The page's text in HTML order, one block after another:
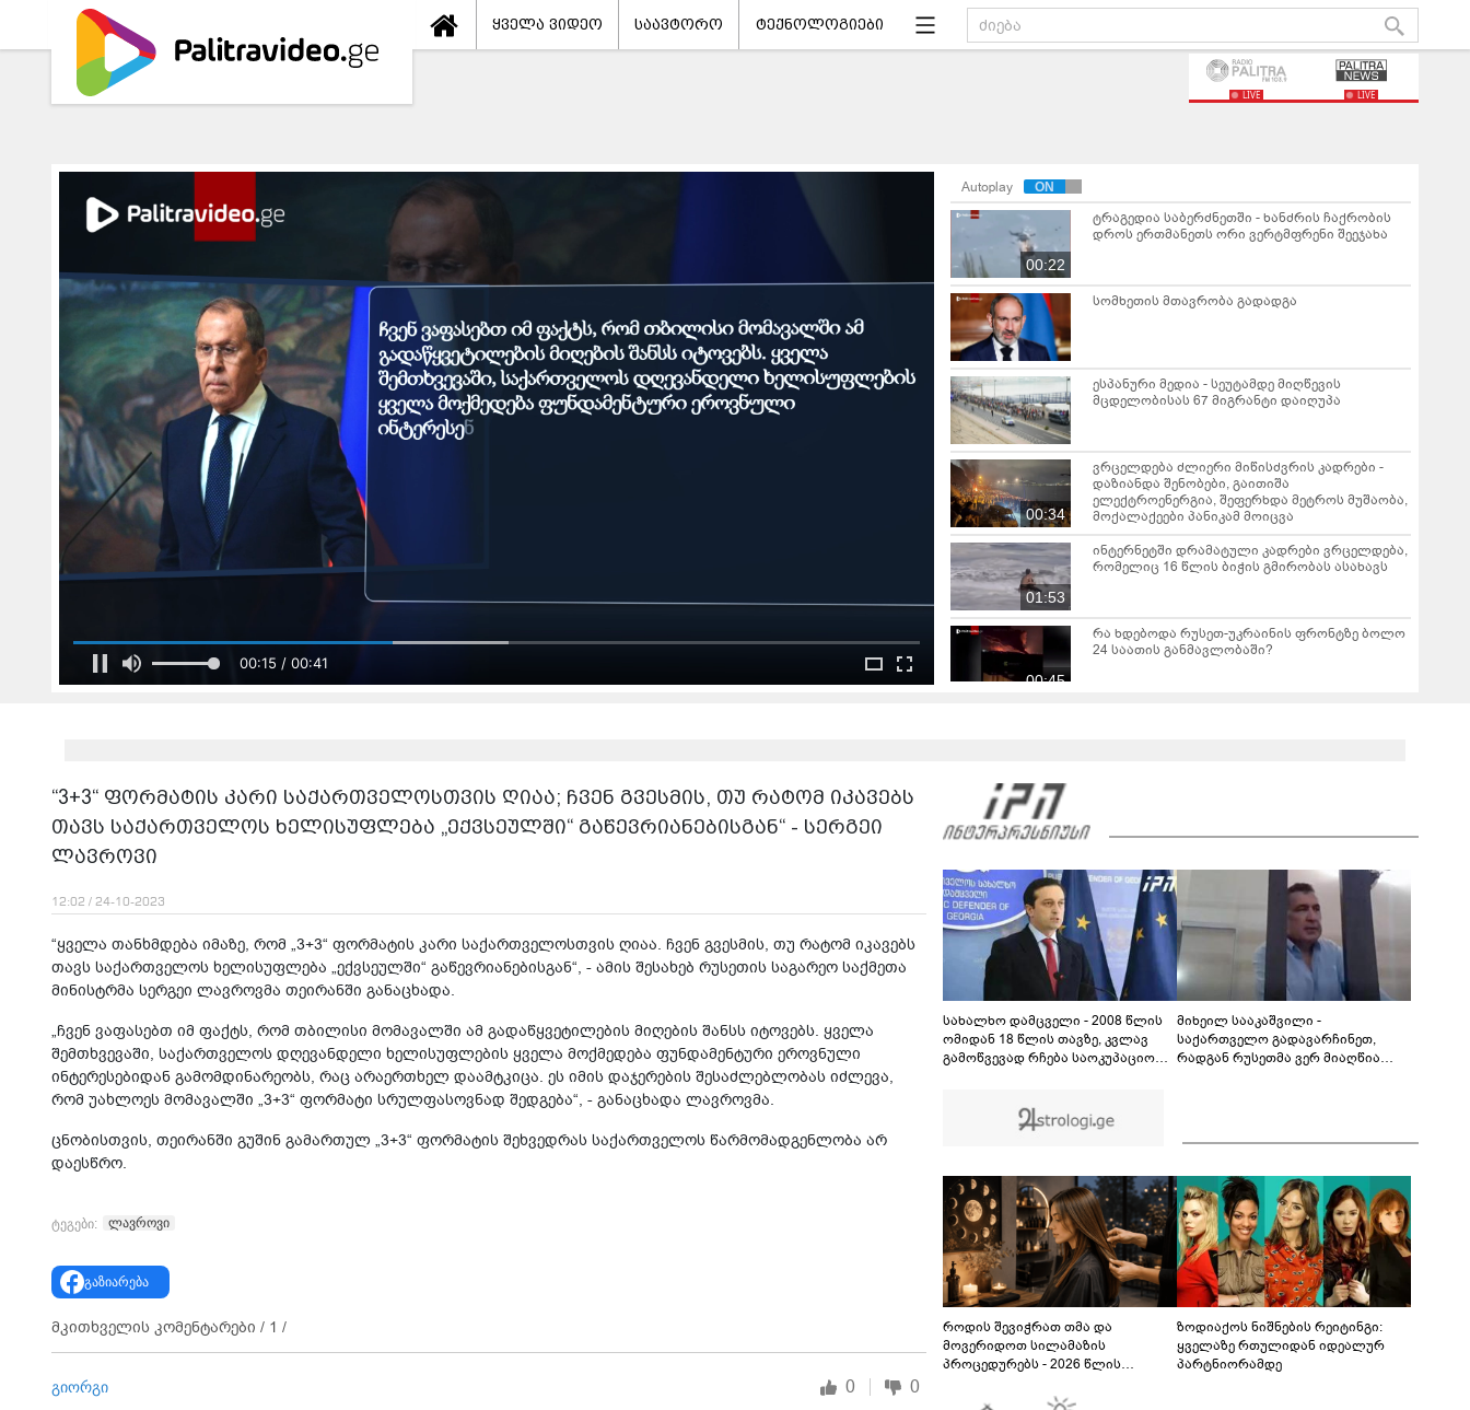
ყველა ვიდეო საავტორო ტექნოლოგიები
LIVE LIVE
00:17 / 00:41
Autoplay
00:22
ტრაგედია საბერძნეთში - ხანძრის ჩაქრობის
დროს ერთმანეთს ორი ვერტმფრენი შეეჯახა
სომხეთის მთავრობა გადადგა
ესპანური მედია - სეუტამდე მიღწევის
მცდელობისას 67 მიგრანტი დაიღუპა
00:34
ვრცელდება ძლიერი მიწისძვრის კადრები -
დაზიანდა შენობები, გაითიშა
ელექტროენერგია, შეფერხდა მეტროს მუშაობა,
მოქალაქეები პანიკამ მოიცვა
01:53
ინ­ტერ­ნეტ­ში დრა­მა­ტუ­ლი კად­რე­ბი ვრცელდება,
რომელიც 16 წლის ბიჭის გმირობას ასახავს
00:45
რა ხდებოდა რუსეთ-უკრაინის ფრონტზე ბოლო
24 საათის განმავლობაში?
ხანძარმა 12000 ჰექტარი ფართობი მოიცვა
00:54
მალარიის შემთხვევები ევროპის ერთ-ერთ დიდ
აეროპორტში - რამდენად დიდია საფრთხე და
რას წერს მედია?
00:29
საფრანგეთში, 45°C-იანი სი­ცხეში ხალხს
უცნაური მოვლენა დაატყდა თავს - ამსახველი
კადრები ინტერნეტში ვრცელდება
“3+3“ ფორმატის კარი საქართველოსთვის ღიაა; ჩვენ გვესმის, თუ რატომ იკავებს
თავს საქართველოს ხელისუფლება „ექვსეულში“ გაწევრიანებისგან“ - სერგეი
ლავროვი
12:02 / 24-10-2023
“ყველა თანხმდება იმაზე, რომ „3+3“ ფორმატის კარი საქართველოსთვის ღიაა. ჩვენ გვესმის, თუ რატომ იკავებს
თავს საქართველოს ხელისუფლება „ექვსეულში“ გაწევრიანებისგან“, - ამის შესახებ რუსეთის საგარეო საქმეთა
მინისტრმა სერგეი ლავროვმა თეირანში განაცხადა.
„ჩვენ ვაფასებთ იმ ფაქტს, რომ თბილისი მომავალში ამ გადაწყვეტილების მიღების შანსს იტოვებს. ყველა
შემთხვევაში, საქართველოს დღევანდელი ხელისუფლების ყველა მოქმედება ფუნდამენტური ეროვნული
ინტერესებიდან გამომდინარეობს, რაც არაერთხელ დაამტკიცა. ეს იმის დაჯერების შესაძლებლობას იძლევა,
რომ უახლოეს მომავალში „3+3“ ფორმატი სრულფასოვნად შედგება“, - განაცხადა ლავროვმა.
ცნობისთვის, თეირანში გუშინ გამართულ „3+3“ ფორმატის შეხვედრას საქართველოს წარმომადგენლობა არ
დაესწრო.
ტეგები: ლავროვი
გაზიარება
მკითხველის კომენტარები / 1 /
გიორგი 0 0
სახალხო დამცველი - 2008 წლის
ომიდან 18 წლის თავზე, კვლავ
გამოწვევად რჩება საოკუპაციო
უკანონო დაკავებების და
პატიმრობის პრაქტიკა, ასევე
მიხეილ სააკაშვილი -
საქართველო გადავარჩინეთ,
რადგან რუსეთმა ვერ მიაღწია
ვიყავით მხარდაჭერის
როდის შევიჭრათ თმა და
მოვერიდოთ სილამაზის
პროცედურებს - 2026 წლის
გზამკვლევი
ზოდიაქოს ნიშნების რეიტინგი:
ყველაზე რთულიდან იდეალურ
პარტნიორამდე